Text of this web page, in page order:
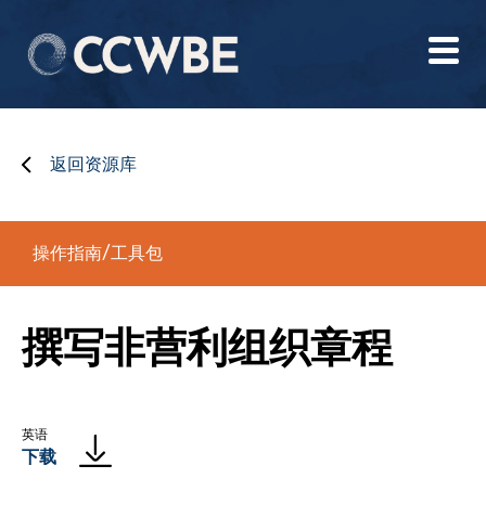
返回资源库
撰写非营利组织章程
操作指南/工具包
英语
下载